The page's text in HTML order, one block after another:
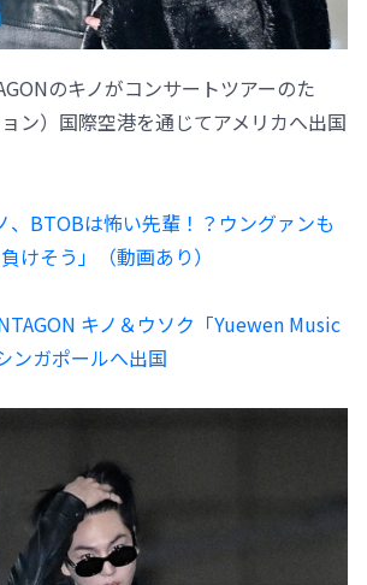
のキノがコンサートツアーのた
ン）国際空港を通じてアメリカへ出国
、BTOBは怖い先輩！？ウングァンも
けそう」（動画あり）
キノ＆ウソク「Yuewen Music
ンガポールへ出国